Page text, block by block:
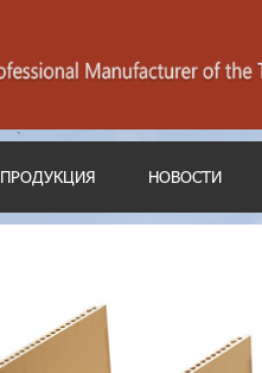
ПРОДУКЦИЯ НОВОСТИ